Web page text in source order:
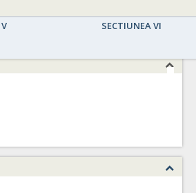
SECTIUNEA VI